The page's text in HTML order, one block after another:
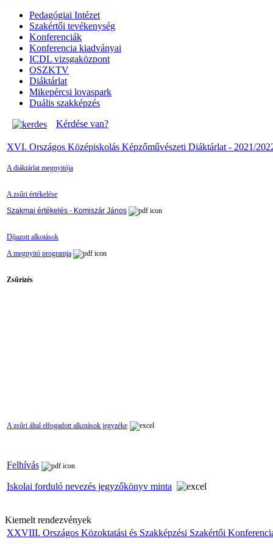
Pedagógiai Intézet
Szakértői tevékenység
Konferenciák
Konferencia kiadványai
ICDL vizsgaközpont
OSZKTV
Diáktárlat
Mikepércsi lovaspark
Duális szakképzés
Kérdése van?
XVI. Országos Középiskolás Képzőművészeti Diáktárlat - 2021/
A diáktárlat megnyitója
A zsűri értékelése
Szakmai értékelés - Komiszár János
Díjazott alkotások
A megnyitó programja
Zsűrizés
A zsűri által elfogadott alkotások jegyzéke
Felhívás
Iskolai forduló nevezés jegyzőkönyv minta
Kiemelt rendezvények
XXVIII. Országos Közoktatási és Szakképzési Szakértői